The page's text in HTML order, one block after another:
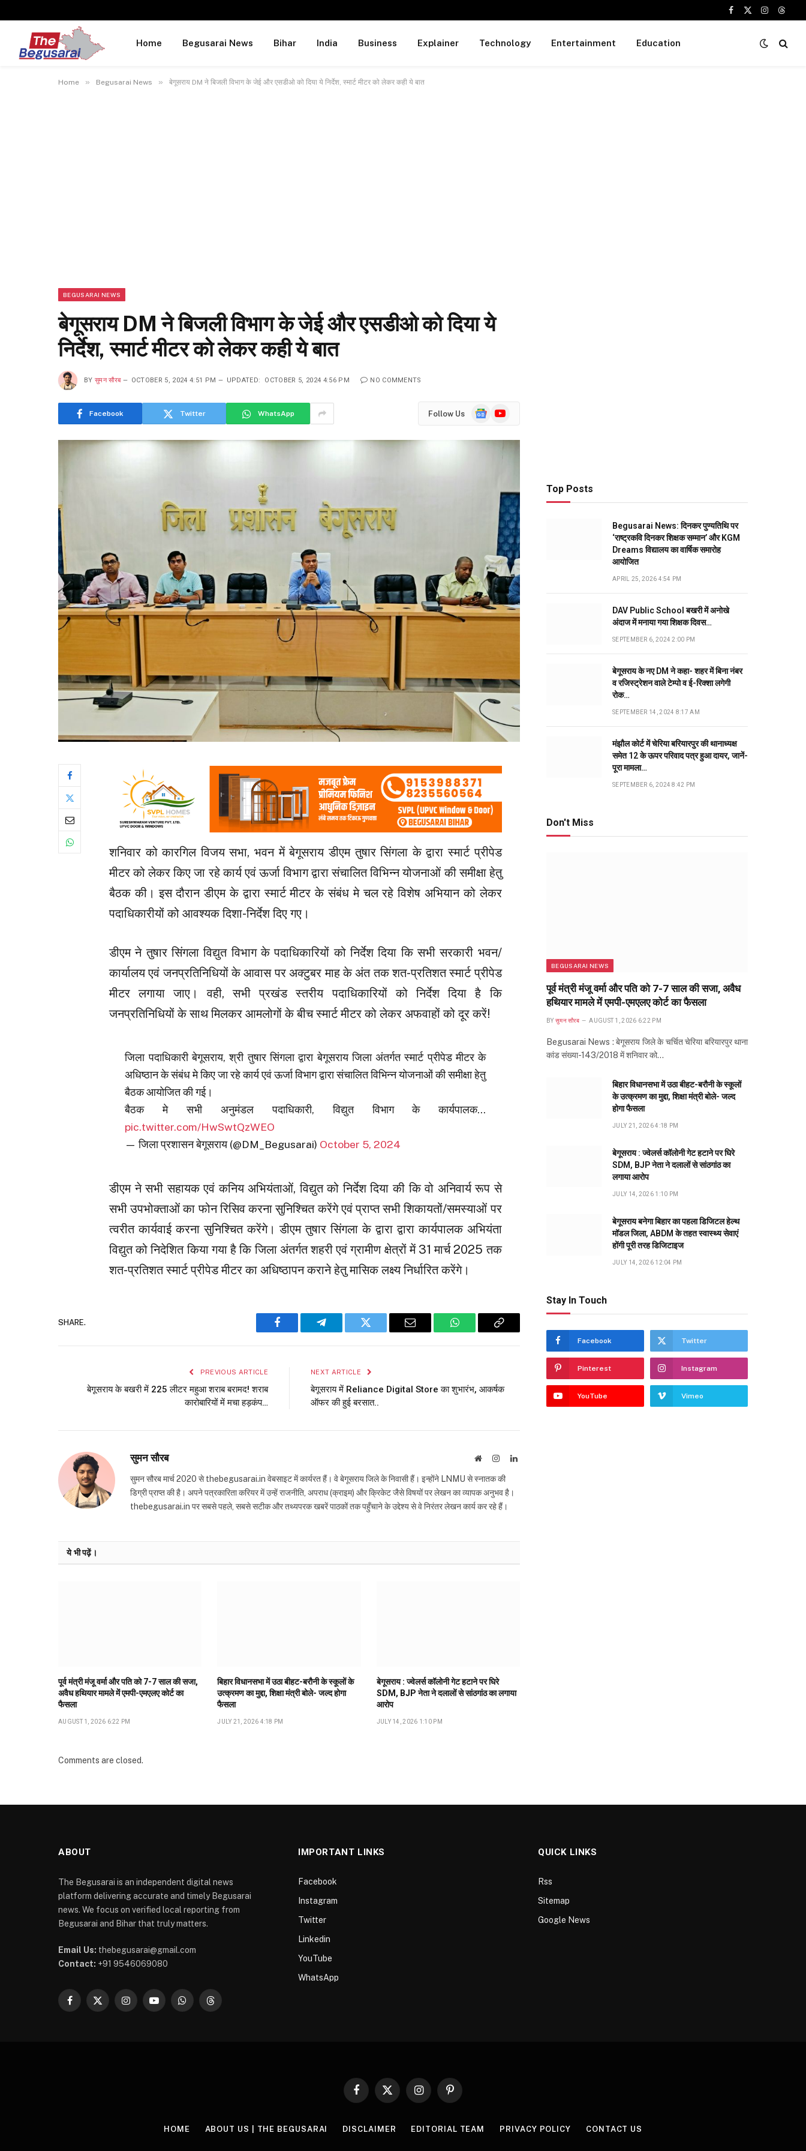
Facebook
X
Instagram
Home Begusarai News Bihar India Business Explainer Technology Entertainment Education
Home » Begusarai News » बेगूसराय DM ने बिजली विभाग के जेई और एसडीओ को दिया ये निर्देश, स्मार्ट मीटर को लेकर कही ये बात
BEGUSARAI NEWS
बेगूसराय DM ने बिजली विभाग के जेई और एसडीओ को दिया ये
निर्देश, स्मार्ट मीटर को लेकर कही ये बात
BY सुमन सौरब OCTOBER 5, 2024 4:51 PM UPDATED: OCTOBER 5, 2024 4:56 PM NO COMMENTS
Facebook Twitter WhatsApp Follow Us
GoogleYouTube
शनिवार को कारगिल विजय सभा, भवन में बेगूसराय डीएम तुषार सिंगला के द्वारा स्मार्ट प्रीपेड
मीटर को लेकर किए जा रहे कार्य एवं ऊर्जा विभाग द्वारा संचालित विभिन्न योजनाओं की समीक्षा हेतु
बैठक की। इस दौरान डीएम के द्वारा स्मार्ट मीटर के संबंध मे चल रहे विशेष अभियान को लेकर
पदाधिकारीयों को आवश्यक दिशा-निर्देश दिए गए।
डीएम ने तुषार सिंगला विद्युत विभाग के पदाधिकारियों को निर्देश दिया कि सभी सरकारी भवन/
कार्यालय एवं जनप्रतिनिधियों के आवास पर अक्टुबर माह के अंत तक शत-प्रतिशत स्मार्ट प्रीपेड
मीटर लगाया जाए। वही, सभी प्रखंड स्तरीय पदाधिकारियों को निर्देश दिया है कि
जनप्रतिनिधियों के साथ मिलकर आमलोगों के बीच स्मार्ट मीटर को लेकर अफवाहों को दूर करें!
जिला पदाधिकारी बेगूसराय, श्री तुषार सिंगला द्वारा बेगूसराय जिला अंतर्गत स्मार्ट प्रीपेड मीटर के
अधिष्ठान के संबंध मे किए जा रहे कार्य एवं ऊर्जा विभाग द्वारा संचालित विभिन्न योजनाओं की समीक्षा हेतु
बैठक आयोजित की गई।
बैठक मे सभी अनुमंडल पदाधिकारी, विद्युत विभाग के कार्यपालक…
pic.twitter.com/HwSwtQzWEO
— जिला प्रशासन बेगूसराय (@DM_Begusarai) October 5, 2024
डीएम ने सभी सहायक एवं कनिय अभियंताओं, विद्युत को निर्देश दिया की कि वो अनिवार्य रूप से
सभी उपभोक्ताओं का फोन रिसिव करना सुनिश्चित करेंगे एवं प्राप्त सभी शिकायतों/समस्याओं पर
त्वरीत कार्यवाई करना सुनिश्चित करेंगे। डीएम तुषार सिंगला के द्वारा द्वारा कार्यपालक अभियंता
विद्युत को निदेशित किया गया है कि जिला अंतर्गत शहरी एवं ग्रामीण क्षेत्रों में 31 मार्च 2025 तक
शत-प्रतिशत स्मार्ट प्रीपेड मीटर का अधिष्ठापन कराने हेतु मासिक लक्ष्य निर्धारित करेंगे।
SHARE.
Facebook Telegram Twitter Email WhatsAppCopy
PREVIOUS ARTICLE
बेगूसराय के बखरी में 225 लीटर महुआ शराब बरामद! शराब
कारोबारियों में मचा हड़कंप…
NEXT ARTICLE
बेगूसराय में Reliance Digital Store का शुभारंभ, आकर्षक
ऑफर की हुई बरसात..
सुमन सौरब WebsiteInstagramLinkedIn
सुमन सौरब मार्च 2020 से thebegusarai.in वेबसाइट में कार्यरत हैं। वे बेगूसराय जिले के निवासी हैं। इन्होंने LNMU से स्नातक की
डिग्री प्राप्त की है। अपने पत्रकारिता करियर में उन्हें राजनीति, अपराध (क्राइम) और क्रिकेट जैसे विषयों पर लेखन का व्यापक अनुभव है।
thebegusarai.in पर सबसे पहले, सबसे सटीक और तथ्यपरक खबरें पाठकों तक पहुँचाने के उद्देश्य से वे निरंतर लेखन कार्य कर रहे हैं।
ये भी पढ़ें।
पूर्व मंत्री मंजू वर्मा और पति को 7-7 साल की सजा,
अवैध हथियार मामले में एमपी-एमएलए कोर्ट का
फैसला
AUGUST 1, 2026 6:22 PM
बिहार विधानसभा में उठा बीहट-बरौनी के स्कूलों के
उत्क्रमण का मुद्दा, शिक्षा मंत्री बोले- जल्द होगा
फैसला
JULY 21, 2026 4:18 PM
बेगूसराय : ज्वेलर्स कॉलोनी गेट हटाने पर घिरे
SDM, BJP नेता ने दलालों से सांठगांठ का लगाया
आरोप
JULY 14, 2026 1:10 PM
Comments are closed.
Top Posts
Begusarai News: दिनकर पुण्यतिथि पर
‘राष्ट्रकवि दिनकर शिक्षक सम्मान’ और KGM
Dreams विद्यालय का वार्षिक समारोह
आयोजित
APRIL 25, 2026 4:54 PM
DAV Public School बखरी में अनोखे
अंदाज में मनाया गया शिक्षक दिवस…
SEPTEMBER 6, 2024 2:00 PM
बेगूसराय के नए DM ने कहा- शहर में बिना नंबर
व रजिस्ट्रेशन वाले टेम्पो व ई-रिक्शा लगेगी
रोक…
SEPTEMBER 14, 2024 8:17 AM
मंझौल कोर्ट में चेरिया बरियारपुर की थानाध्यक्ष
समेत 12 के ऊपर परिवाद पत्र हुआ दायर, जानें-
पूरा मामला…
SEPTEMBER 6, 2024 8:42 PM
Don't Miss
BEGUSARAI NEWS
पूर्व मंत्री मंजू वर्मा और पति को 7-7 साल की सजा, अवैध
हथियार मामले में एमपी-एमएलए कोर्ट का फैसला
BY सुमन सौरब AUGUST 1, 2026 6:22 PM
Begusarai News : बेगूसराय जिले के चर्चित चेरिया बरियारपुर थाना
कांड संख्या-143/2018 में शनिवार को…
बिहार विधानसभा में उठा बीहट-बरौनी के स्कूलों
के उत्क्रमण का मुद्दा, शिक्षा मंत्री बोले- जल्द
होगा फैसला
JULY 21, 2026 4:18 PM
बेगूसराय : ज्वेलर्स कॉलोनी गेट हटाने पर घिरे
SDM, BJP नेता ने दलालों से सांठगांठ का
लगाया आरोप
JULY 14, 2026 1:10 PM
बेगूसराय बनेगा बिहार का पहला डिजिटल हेल्थ
मॉडल जिला, ABDM के तहत स्वास्थ्य सेवाएं
होंगी पूरी तरह डिजिटाइज
JULY 14, 2026 12:04 PM
Stay In Touch
Facebook Twitter
Pinterest Instagram
YouTube Vimeo
ABOUT
The Begusarai is an independent digital news
platform delivering accurate and timely Begusarai
news. We focus on verified local reporting from
Begusarai and Bihar that truly matters.
Email Us: thebegusarai@gmail.com
Contact: +91 9546069080
Facebook
X
InstagramYouTubeWhatsAppThreads
IMPORTANT LINKS
Facebook
Instagram
Twitter
Linkedin
YouTube
WhatsApp
QUICK LINKS
Rss
Sitemap
Google News
Facebook
X
InstagramPinterest
HOME ABOUT US | THE BEGUSARAI DISCLAIMER EDITORIAL TEAM PRIVACY POLICY CONTACT US